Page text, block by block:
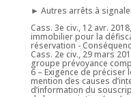
► Autres arrêts à
Cass. 3e civ., 12 avr.
immobilier pour la
réservation -
Cass. 2e civ., 29 mars
groupe prévoyance
6 – Exigence de
mention des causes
d’information du